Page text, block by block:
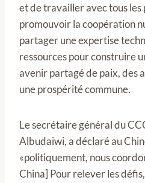
et de travailler avec tous
promouvoir la coopération
partager une expertise
ressources pour construire
avenir partagé de paix, des
une prospérité commune.
Le secrétaire général du
Albudaiwi, a déclaré au
«politiquement, nous
China] Pour relever les